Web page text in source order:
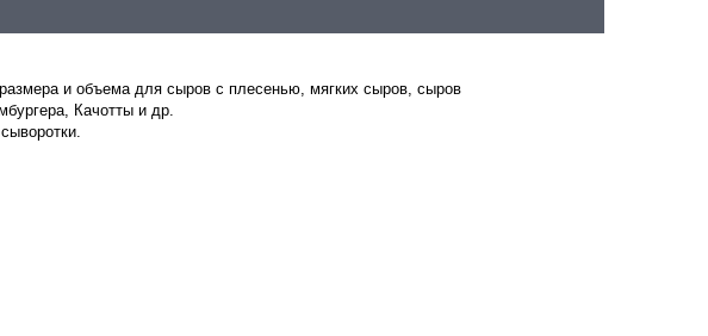
и объема для сыров с плесенью, мягких сыров, сыров
Качотты и др.